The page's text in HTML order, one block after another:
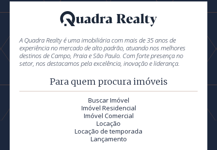
A Quadra Realty é uma imobiliária com mais de 35 anos de
experiência no mercado de alto padrão, atuando nos melhores
destinos de Campo, Praia e São Paulo. Com forte presença no
setor, nos destacamos pela excelência, inovação e liderança.
Para quem procura imóveis
Buscar Imóvel
Imóvel Residencial
Imóvel Comercial
Locação
Locação de temporada
Lançamento